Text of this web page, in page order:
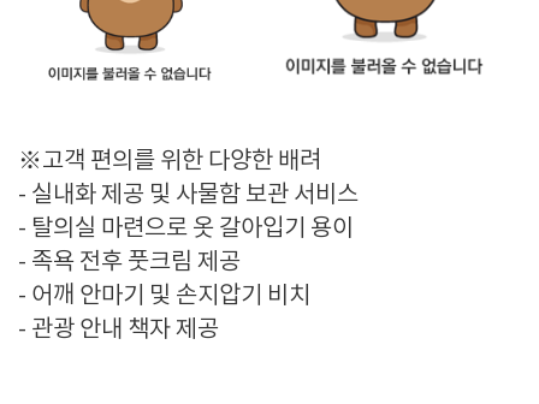
※고객 편의를 위한 다양한 배려
- 실내화 제공 및 사물함 보관 서비스
- 탈의실 마련으로 옷 갈아입기 용이
- 족욕 전후 풋크림 제공
- 어깨 안마기 및 손지압기 비치
- 관광 안내 책자 제공